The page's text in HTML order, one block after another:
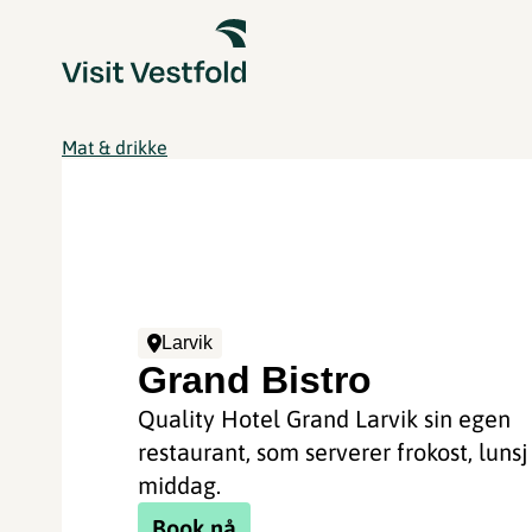
Mat & drikke
Larvik
Grand Bistro
Quality Hotel Grand Larvik sin egen
restaurant, som serverer frokost,
middag.